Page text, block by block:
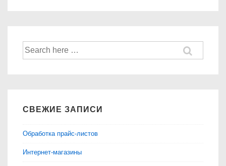
Найти:
СВЕЖИЕ ЗАПИСИ
Обработка прайс-листов
Интернет-магазины